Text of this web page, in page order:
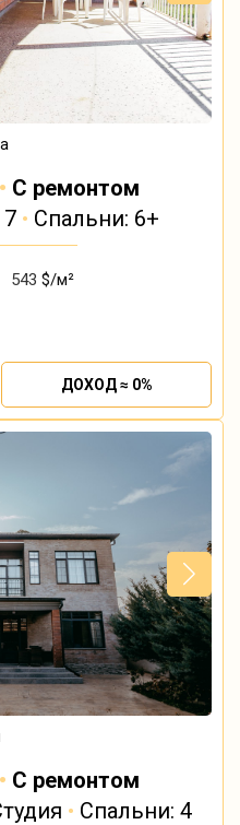
• С ремонтом
• Спальни: 6+
543 $/м²
ДОХОД ≈ 0%
• С ремонтом
• Спальни: 4